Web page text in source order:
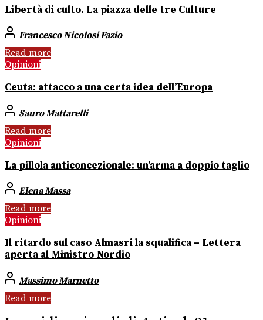
Libertà di culto. La piazza delle tre Culture
Francesco Nicolosi Fazio
Read more
Opinioni
Ceuta: attacco a una certa idea dell’Europa
Sauro Mattarelli
Read more
Opinioni
La pillola anticoncezionale: un’arma a doppio taglio
Elena Massa
Read more
Opinioni
Il ritardo sul caso Almasri la squalifica – Lettera
aperta al Ministro Nordio
Massimo Marnetto
Read more